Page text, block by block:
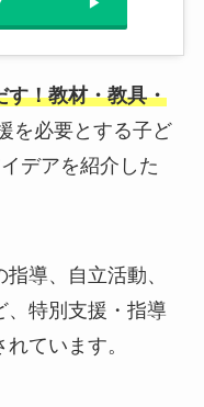
す！教材・教具・
を必要とする子ど
デアを紹介した
導、自立活動、
、特別支援・指導
ています。